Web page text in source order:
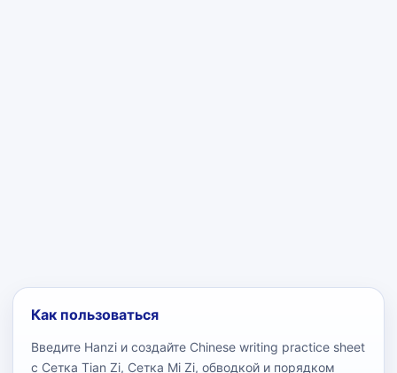
Как пользоваться
Введите Hanzi и создайте Chinese writing practice sheet
с Сетка Tian Zi, Сетка Mi Zi, обводкой и порядком